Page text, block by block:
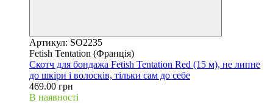
Артикул: SO2235
Fetish Tentation (Франція)
Скотч для бондажа Fetish Tentation Red (15 м), не липне
до шкіри і волосків, тільки сам до себе
469.00 грн
В наявності